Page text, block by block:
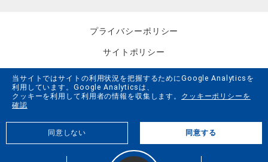
当サイトではサイトの利用状況を把握するためにGoogle Analyticsを
利用しています。Google Analyticsは、
クッキーを利用して利用者の情報を収集します。 クッキーポリシーを
確認
同意しない 同意する
プライバシーポリシー
サイトポリシー
クッキーポリシー
サイトマップ